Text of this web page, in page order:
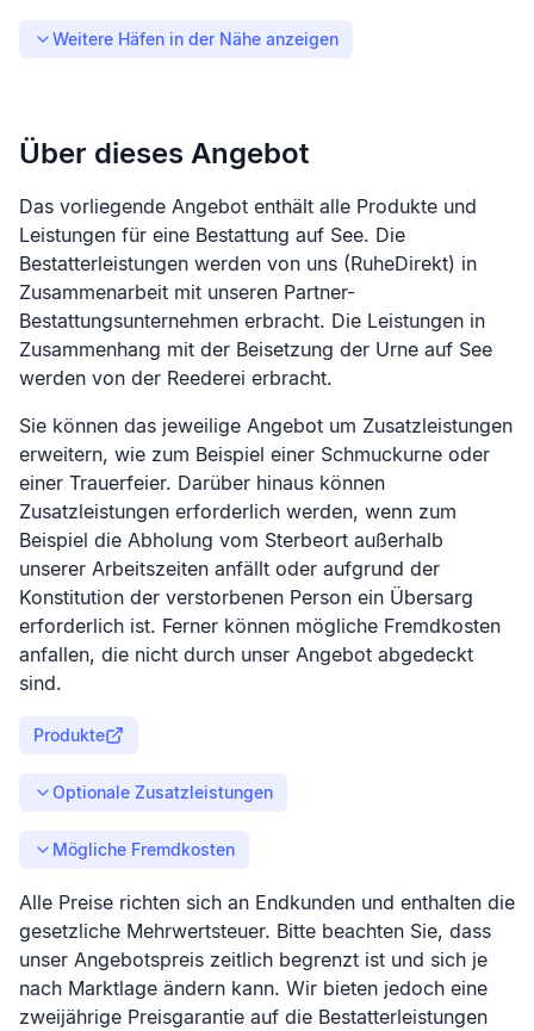
Weitere Häfen in der Nähe anzeigen
Über dieses Angebot
Das vorliegende Angebot enthält alle Produkte und
Leistungen für eine Bestattung auf See. Die
Bestatterleistungen werden von uns (RuheDirekt) in
Zusammenarbeit mit unseren Partner-
Bestattungsunternehmen erbracht. Die Leistungen in
Zusammenhang mit der Beisetzung der Urne auf See
werden von der Reederei erbracht.
Sie können das jeweilige Angebot um Zusatzleistungen
erweitern, wie zum Beispiel einer Schmuckurne oder
einer Trauerfeier. Darüber hinaus können
Zusatzleistungen erforderlich werden, wenn zum
Beispiel die Abholung vom Sterbeort außerhalb
unserer Arbeitszeiten anfällt oder aufgrund der
Konstitution der verstorbenen Person ein Übersarg
erforderlich ist. Ferner können mögliche Fremdkosten
anfallen, die nicht durch unser Angebot abgedeckt
sind.
Produkte
Optionale Zusatzleistungen
Mögliche Fremdkosten
Alle Preise richten sich an Endkunden und enthalten die
gesetzliche Mehrwertsteuer. Bitte beachten Sie, dass
unser Angebotspreis zeitlich begrenzt ist und sich je
nach Marktlage ändern kann. Wir bieten jedoch eine
zweijährige Preisgarantie auf die Bestatterleistungen